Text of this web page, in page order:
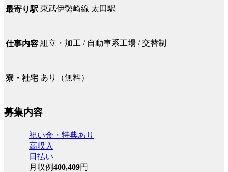
最寄り駅 東武伊勢崎線 太田駅
仕事内容 組立・加工 / 自動車系工場 / 交替制
寮・社宅 あり（無料）
募集内容
祝い金・特典あり
高収入
日払い
月収例400,409円